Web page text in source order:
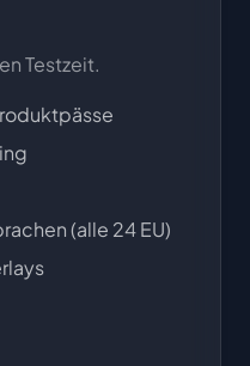
Testzeit.
(alle 24 EU)